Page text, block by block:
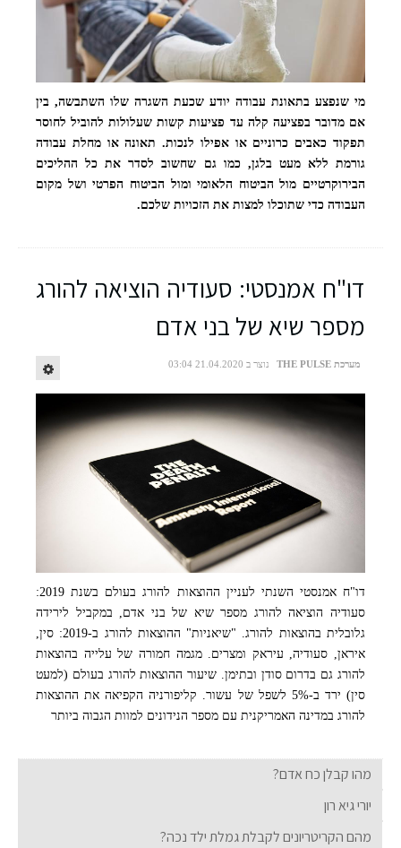
מי שנפצע בתאונת עבודה יודע שכעת השגרה שלו השתבשה, בין
אם מדובר בפציעה קלה עד פציעות קשות שעלולות להוביל לחוסר
תפקוד כאבים כרוניים או אפילו לנכות. תאונה או מחלת עבודה
גורמת ללא מעט בלגן, כמו גם שחשוב לסדר את כל ההליכים
הבירוקרטיים מול הביטוח הלאומי ומול הביטוח הפרטי ושל מקום
העבודה כדי שתוכלו למצות את הזכויות שלכם.
דו"ח אמנסטי: סעודיה הוציאה להורג
מספר שיא של בני אדם
מערכת THE PULSE נוצר ב 21.04.2020 03:04
אחד הדו"חות של אמנסטי בעניין עונש מוות. צילום: Amnesty International
דו"ח אמנסטי השנתי לעניין ההוצאות להורג בעולם בשנת 2019:
סעודיה הוציאה להורג מספר שיא של בני אדם, במקביל לירידה
גלובלית בהוצאות להורג. "שיאניות" ההוצאות להורג ב-2019: סין,
איראן, סעודיה, עיראק ומצרים. מגמה חמורה של עלייה בהוצאות
להורג גם בדרום סודן ובתימן. שיעור ההוצאות להורג בעולם (למעט
סין) ירד ב-5% לשפל של עשור. קליפורניה הקפיאה את ההוצאות
להורג במדינה האמריקנית עם מספר הנידונים למוות הגבוה ביותר
מהו קבלן כח אדם?
יורי גיא רון
מהם הקריטריונים לקבלת גמלת ילד נכה?